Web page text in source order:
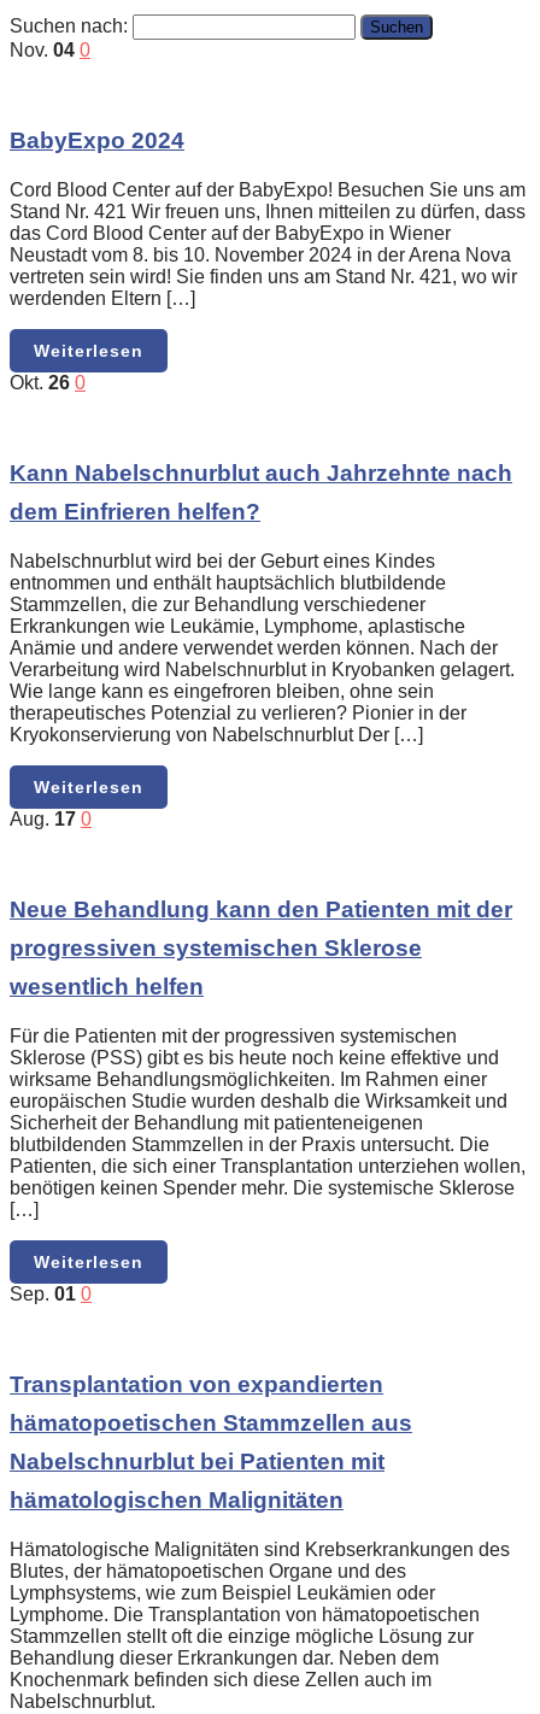
Suchen nach:
Nov. 04 0
BabyExpo 2024
Cord Blood Center auf der BabyExpo! Besuchen Sie uns am
Stand Nr. 421 Wir freuen uns, Ihnen mitteilen zu dürfen, dass
das Cord Blood Center auf der BabyExpo in Wiener
Neustadt vom 8. bis 10. November 2024 in der Arena Nova
vertreten sein wird! Sie finden uns am Stand Nr. 421, wo wir
werdenden Eltern […]
Weiterlesen
Okt. 26 0
Kann Nabelschnurblut auch Jahrzehnte nach
dem Einfrieren helfen?
Nabelschnurblut wird bei der Geburt eines Kindes
entnommen und enthält hauptsächlich blutbildende
Stammzellen, die zur Behandlung verschiedener
Erkrankungen wie Leukämie, Lymphome, aplastische
Anämie und andere verwendet werden können. Nach der
Verarbeitung wird Nabelschnurblut in Kryobanken gelagert.
Wie lange kann es eingefroren bleiben, ohne sein
therapeutisches Potenzial zu verlieren? Pionier in der
Kryokonservierung von Nabelschnurblut Der […]
Weiterlesen
Aug. 17 0
Neue Behandlung kann den Patienten mit der
progressiven systemischen Sklerose
wesentlich helfen
Für die Patienten mit der progressiven systemischen
Sklerose (PSS) gibt es bis heute noch keine effektive und
wirksame Behandlungsmöglichkeiten. Im Rahmen einer
europäischen Studie wurden deshalb die Wirksamkeit und
Sicherheit der Behandlung mit patienteneigenen
blutbildenden Stammzellen in der Praxis untersucht. Die
Patienten, die sich einer Transplantation unterziehen wollen,
benötigen keinen Spender mehr. Die systemische Sklerose
[…]
Weiterlesen
Sep. 01 0
Transplantation von expandierten
hämatopoetischen Stammzellen aus
Nabelschnurblut bei Patienten mit
hämatologischen Malignitäten
Hämatologische Malignitäten sind Krebserkrankungen des
Blutes, der hämatopoetischen Organe und des
Lymphsystems, wie zum Beispiel Leukämien oder
Lymphome. Die Transplantation von hämatopoetischen
Stammzellen stellt oft die einzige mögliche Lösung zur
Behandlung dieser Erkrankungen dar. Neben dem
Knochenmark befinden sich diese Zellen auch im
Nabelschnurblut.